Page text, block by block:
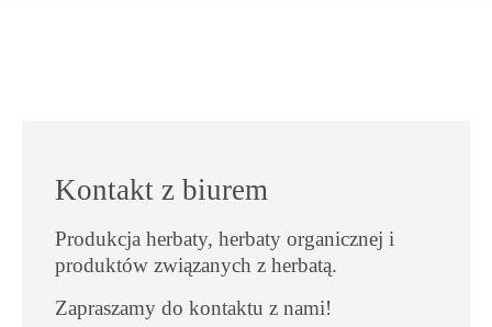
Kontakt z biurem
Produkcja herbaty, herbaty organicznej i
produktów związanych z herbatą.
Zapraszamy do kontaktu z nami!